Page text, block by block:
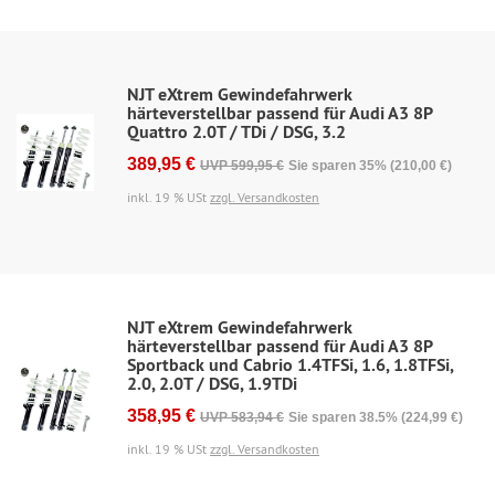
NJT eXtrem Gewindefahrwerk
härteverstellbar passend für Audi A3 8P
Quattro 2.0T / TDi / DSG, 3.2
389,95 € UVP 599,95 € Sie sparen 35% (210,00 €)
inkl. 19 % USt zzgl. Versandkosten
NJT eXtrem Gewindefahrwerk
härteverstellbar passend für Audi A3 8P
Sportback und Cabrio 1.4TFSi, 1.6, 1.8TFSi,
2.0, 2.0T / DSG, 1.9TDi
358,95 € UVP 583,94 € Sie sparen 38.5% (224,99 €)
inkl. 19 % USt zzgl. Versandkosten